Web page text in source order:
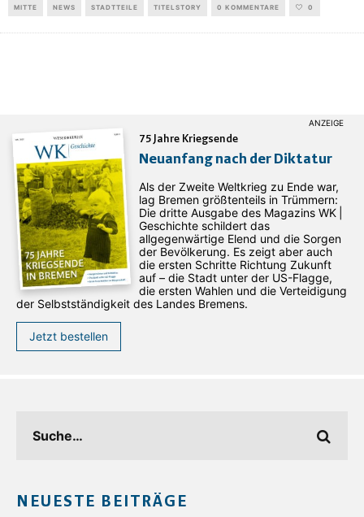
MITTE NEWS STADTTEILE TITELSTORY 0 KOMMENTARE 0
75 Jahre Kriegsende
Neuanfang nach der Diktatur
Als der Zweite Weltkrieg zu Ende war,
lag Bremen größtenteils in Trümmern:
Die dritte Ausgabe des ­Magazins WK |
Geschichte schildert das
allgegenwärtige Elend und die Sorgen
der Bevölkerung. Es zeigt aber auch
die ersten Schritte Richtung Zukunft
auf – die Stadt unter der US-Flagge,
die ersten Wahlen und die Verteidigung
der Selbstständigkeit des Landes Bremens.
Jetzt bestellen
NEUESTE BEITRÄGE